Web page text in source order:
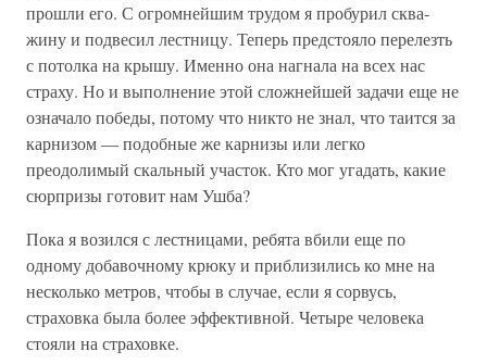
прошли его. С огромнейшим трудом я пробурил сква­
жину и подвесил лестницу. Теперь предстояло пере­лезть
с потолка на крышу. Именно она нагнала на всех нас
страху. Но и выполнение этой сложней­шей задачи еще не
означало победы, потому что никто не знал, что таится за
карнизом — подобные же карнизы или легко
преодолимый скальный участок. Кто мог угадать, какие
сюрпризы готовит нам Ушба?
Пока я возился с лестницами, ребята вбили еще по
одному добавочному крюку и приблизились ко мне на
несколько метров, чтобы в случае, если я сорвусь,
страховка была более эффективной. Четыре человека
стояли на страховке.